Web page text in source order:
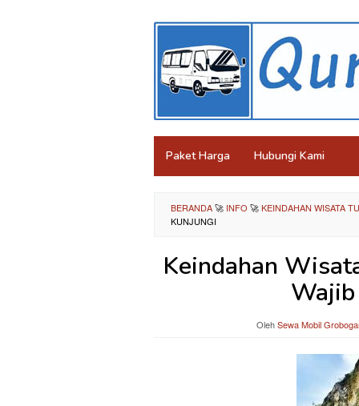
Paket Harga Hubungi Kami
BERANDA🚀 INFO 🚀KEINDAHAN WISATA
KUNJUNGI
Keindahan
OlehSewa Mobil